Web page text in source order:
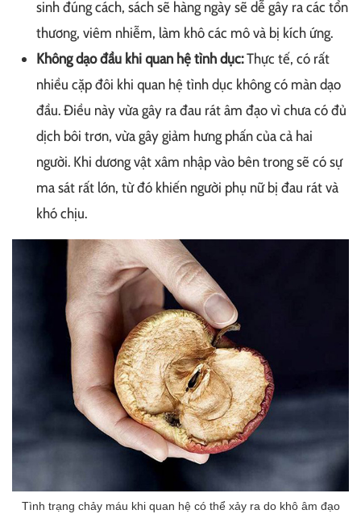
sinh đúng cách, sách sẽ hàng ngày sẽ dễ gây ra các tổn
thương, viêm nhiễm, làm khô các mô và bị kích ứng.
Không dạo đầu khi quan hệ tình dục:Thực tế, có rất
nhiều cặp đôi khi quan hệ tình dục không có màn dạo
đầu. Điều này vừa gây ra đau rát âm đạo vì chưa có đủ
dịch bôi trơn, vừa gây giảm hưng phấn của cả hai
người. Khi dương vật xâm nhập vào bên trong sẽ có sự
ma sát rất lớn, từ đó khiến người phụ nữ bị đau rát và
khó chịu.
Tình trạng chảy máu khi quan hệ có thể xảy ra do khô âm đạo